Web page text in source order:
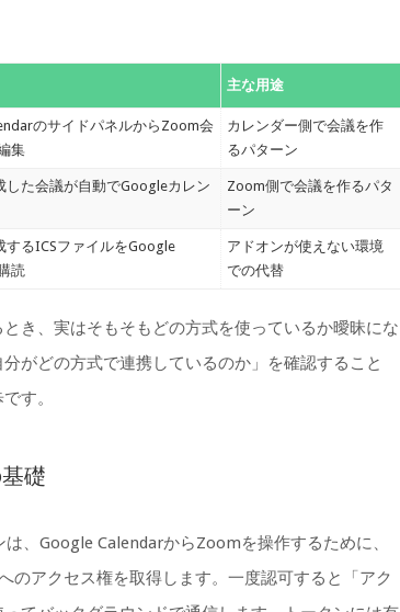
主な用途
のサイドパネルからZoom会
集
カレンダー側で会議を作
るパターン
した会議が自動でGoogleカレン
Zoom側で会議を作るパタ
ーン
するICSファイルをGoogle
読
アドオンが使えない環境
での代替
き、実はそもそもどの方式を使っているか曖昧にな
がどの方式で連携しているのか」を確認すること
す。
礎
、Google CalendarからZoomを操作するために、
のアクセス権を取得します。一度認可すると「アク